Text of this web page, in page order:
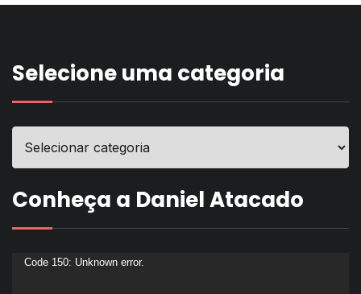
Selecione uma categoria
Conheça a Daniel Atacado
Tocador
Code 150: Unknown error.